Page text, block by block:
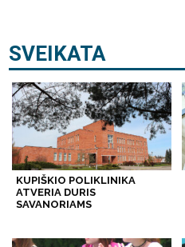
SVEIKATA
KUPIŠKIO POLIKLINIKA
ATVERIA DURIS
SAVANORIAMS